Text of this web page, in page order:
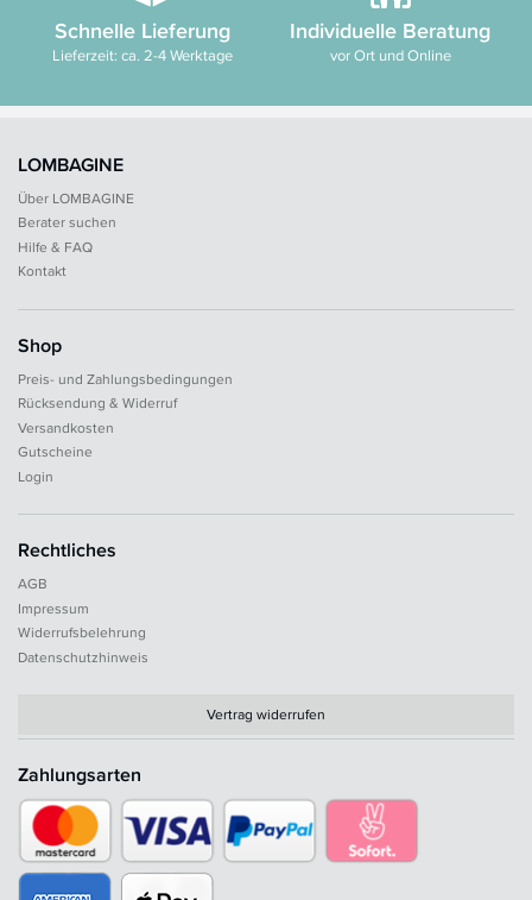
Schnelle Lieferung
Lieferzeit: ca. 2-4 Werktage
Individuelle Beratung
vor Ort und Online
LOMBAGINE
Über LOMBAGINE
Berater suchen
Hilfe & FAQ
Kontakt
Shop
Preis- und Zahlungsbedingungen
Rücksendung & Widerruf
Versandkosten
Gutscheine
Login
Rechtliches
AGB
Impressum
Widerrufsbelehrung
Datenschutzhinweis
Vertrag widerrufen
Zahlungsarten